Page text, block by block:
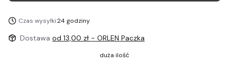
Czas wysyłki:24 godziny
Dostawa od 13,00 zł - ORLEN Paczka
duża ilość